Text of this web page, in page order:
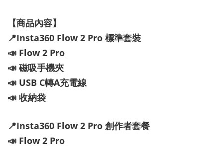
【商品內容】
📍Insta360 Flow 2 Pro 標準套裝
📣 Flow 2 Pro
📣 磁吸手機夾
📣 USB C轉A充電線
📣 收納袋
📍Insta360 Flow 2 Pro 創作者套餐
📣 Flow 2 Pro